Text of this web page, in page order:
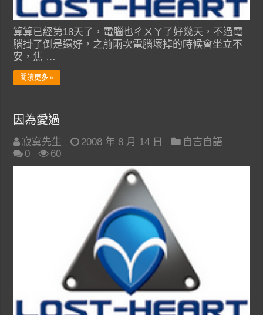
算算已經第18天了，電腦也ㄔㄨㄚ了好幾天，不過電
腦掛了倒是還好，之前兩次電腦壞掉的時候會坐立不
安，焦 …
閱讀更多 »
因為愛過
寂寞先生 2008 年 8 月 14 日
自言自語
0
60